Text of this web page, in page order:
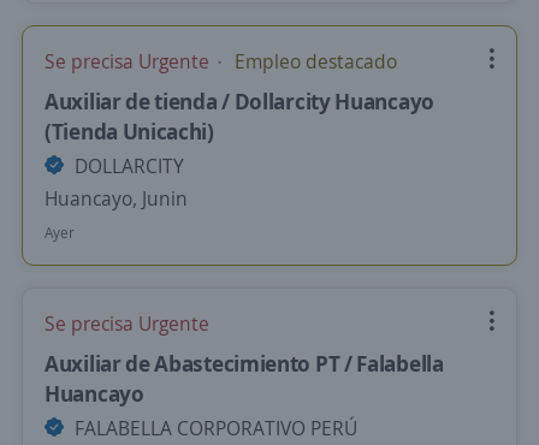
Se precisa Urgente Empleo destacado
Auxiliar de tienda / Dollarcity Huancayo
(Tienda Unicachi)
DOLLARCITY
Huancayo, Junin
Ayer
Se precisa Urgente
Auxiliar de Abastecimiento PT / Falabella
Huancayo
FALABELLA CORPORATIVO PERÚ